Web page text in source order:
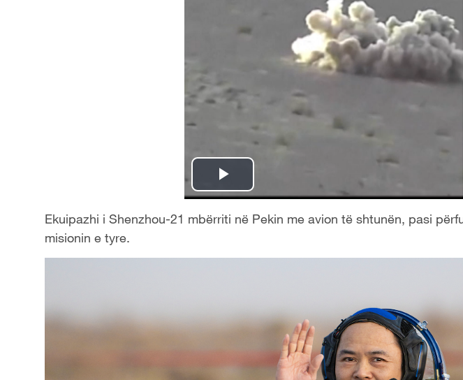
P
l
a
V
Ekuipazhi i Shenzhou-21 mbërriti në Pekin me avion të shtunën, pasi
misionin e tyre.